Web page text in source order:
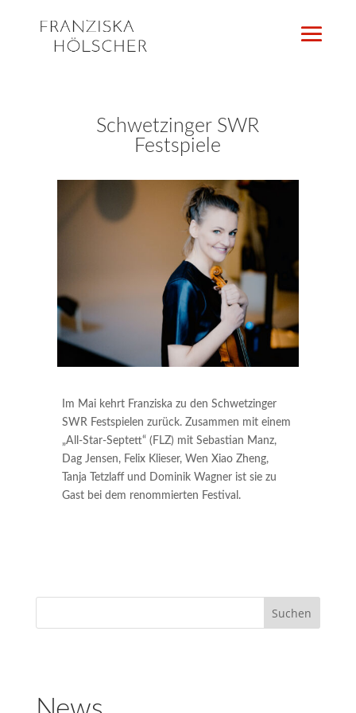
Schwetzinger SWR
Festspiele
Im Mai kehrt Franziska zu den Schwetzinger
SWR Festspielen zurück. Zusammen mit einem
„All-Star-Septett“ (FLZ) mit Sebastian Manz,
Dag Jensen, Felix Klieser, Wen Xiao Zheng,
Tanja Tetzlaff und Dominik Wagner ist sie zu
Gast bei dem renommierten Festival.